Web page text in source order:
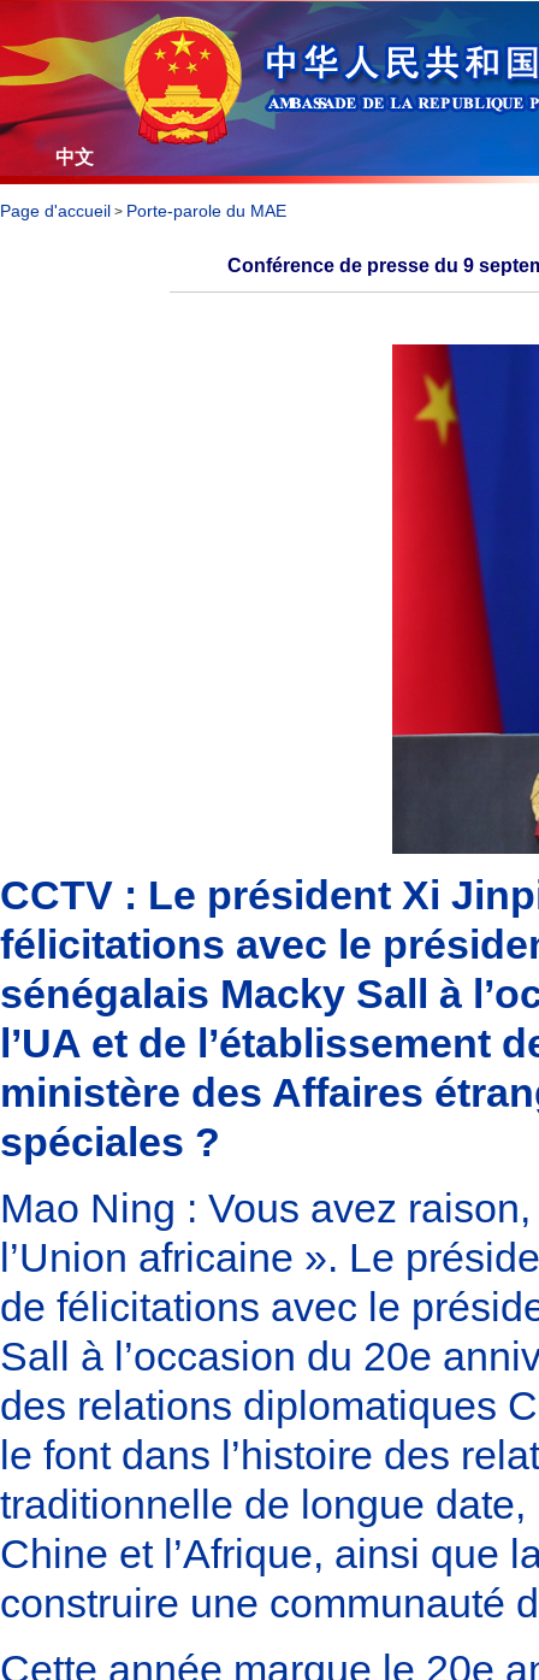
中文
Page d'accueil > Porte-parole du MAE
Conférence de presse du 9
CCTV : Le président Xi
félicitations avec le
sénégalais Macky Sall à
l’UA et de l’établissement
ministère des Affaires
spéciales ?
Mao Ning : Vous avez
l’Union africaine ». Le
de félicitations avec le
Sall à l’occasion du 20e
des relations diplomatiques
le font dans l’histoire des
traditionnelle de longue
Chine et l’Afrique, ainsi que
construire une communauté
Cette année marque le 20e